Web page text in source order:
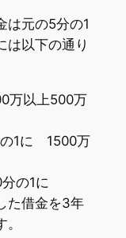
は元の5分の1
は以下の通り
万以上500万
の1に 1500万
の1に
た借金を3年